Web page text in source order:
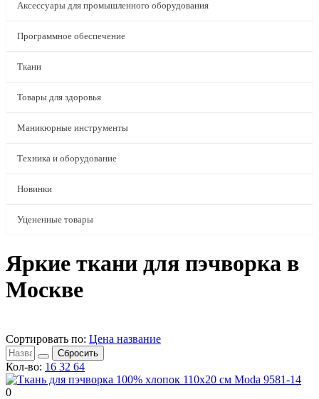
Аксессуары для промышленного оборудования
Программное обеспечение
Ткани
Товары для здоровья
Маникюрные инструменты
Техника и оборудование
Новинки
Уцененные товары
Яркие ткани для пэчворка в
Москве
Сортировать по: Цена название
Сбросить
Кол-во: 16 32 64
0